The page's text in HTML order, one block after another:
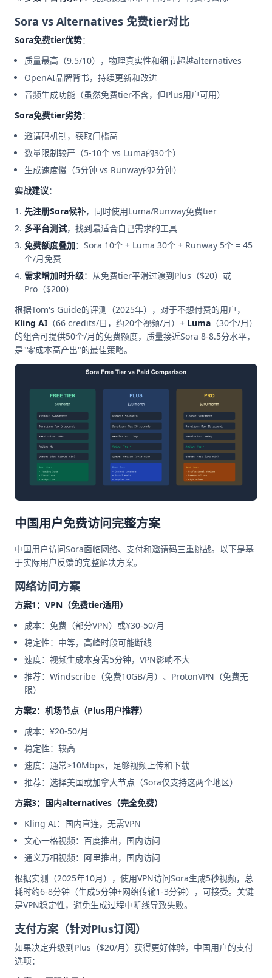
Sora vs Alternatives 免费tier对比
Sora免费tier优势：
质量最高（9.5/10），物理真实性和细节超越alternatives
OpenAI品牌背书，持续更新和改进
音频生成功能（虽然免费tier不含，但Plus用户可用）
Sora免费tier劣势：
邀请码机制，获取门槛高
数量限制较严（5-10个 vs Luma的30个）
生成速度慢（5分钟 vs Runway的2分钟）
实战建议：
先注册Sora候补，同时使用Luma/Runway免费tier
多平台测试，找到最适合自己需求的工具
免费额度叠加：Sora 10个 + Luma 30个 + Runway 5个 = 45
个/月免费
需求增加时升级：从免费tier平滑过渡到Plus（$20）或
Pro（$200）
根据Tom's Guide的评测（2025年），对于不想付费的用户，
Kling AI （66 credits/日，约20个视频/月）+ Luma （30个/月）
的组合可提供50个/月的免费额度，质量接近Sora 8-8.5分水平，
是"零成本高产出"的最佳策略。
中国用户免费访问完整方案
中国用户访问Sora面临网络、支付和邀请码三重挑战。以下是基
于实际用户反馈的完整解决方案。
网络访问方案
方案1：VPN（免费tier适用）
成本：免费（部分VPN）或¥30-50/月
稳定性：中等，高峰时段可能断线
速度：视频生成本身需5分钟，VPN影响不大
推荐：Windscribe（免费10GB/月）、ProtonVPN（免费无
限）
方案2：机场节点（Plus用户推荐）
成本：¥20-50/月
稳定性：较高
速度：通常>10Mbps，足够视频上传和下载
推荐：选择美国或加拿大节点（Sora仅支持这两个地区）
方案3：国内alternatives（完全免费）
Kling AI：国内直连，无需VPN
文心一格视频：百度推出，国内访问
通义万相视频：阿里推出，国内访问
根据实测（2025年10月），使用VPN访问Sora生成5秒视频，总
耗时约6-8分钟（生成5分钟+网络传输1-3分钟），可接受。关键
是VPN稳定性，避免生成过程中断线导致失败。
支付方案（针对Plus订阅）
如果决定升级到Plus（$20/月）获得更好体验，中国用户的支付
选项：